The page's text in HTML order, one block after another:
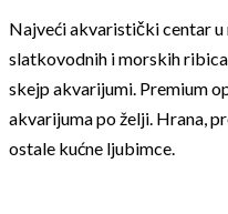
Najveći akvaristički centar
slatkovodnih i morskih
skejp akvarijumi. Premium
akvarijuma po želji. Hrana,
ostale kućne ljubimce.